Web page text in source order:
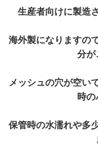
生産者向けに製造
海外製になりますの
分が
メッシュの穴が空い
時の
保管時の水濡れや多